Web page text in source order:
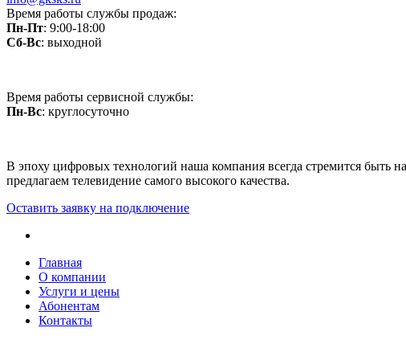
Время работы службы продаж:
Пн-Пт: 9:00-18:00
Сб-Вс: выходной
Время работы сервисной службы:
Пн-Вс: круглосуточно
В эпоху цифровых технологий наша компания всегда стремится быть
предлагаем телевидение самого высокого качества.
Оставить заявку на подключение
Главная
О компании
Услуги и цены
Абонентам
Контакты